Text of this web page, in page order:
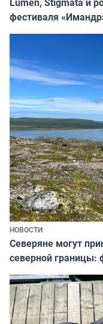
фестиваля
НОВОСТИ
Северяне могут
северной границы: